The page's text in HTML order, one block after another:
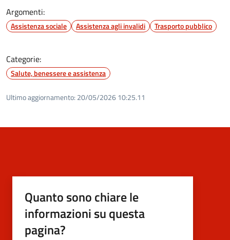
Argomenti:
Assistenza sociale Assistenza agli invalidi Trasporto pubblico
Categorie:
Salute, benessere e assistenza
Ultimo aggiornamento: 20/05/2026 10:25.11
Quanto sono chiare le
informazioni su questa
pagina?